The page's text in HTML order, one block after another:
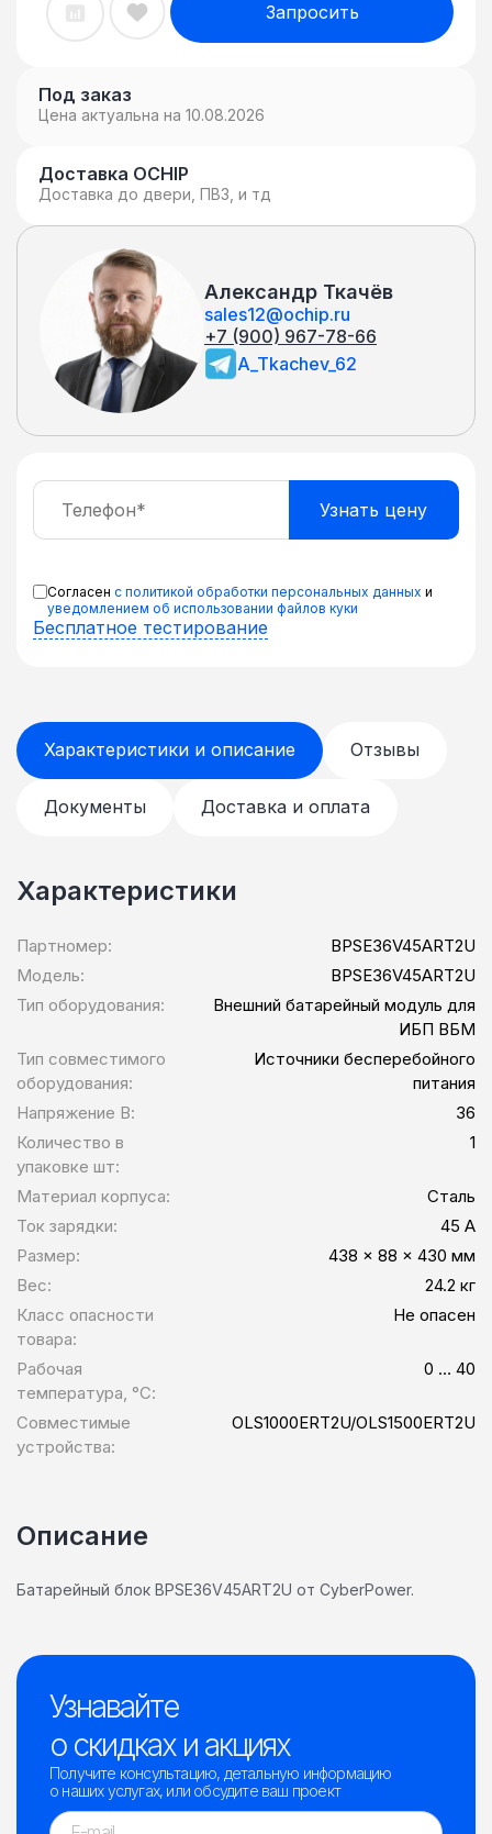
Запросить
Под заказ
Цена актуальна на 10.08.2026
Доставка OCHIP
Доставка до двери, ПВЗ, и тд
Александр Ткачёв
sales12@ochip.ru
+7 (900) 967-78-66
A_Tkachev_62
Согласен с политикой обработки персональных данных и
уведомлением об использовании файлов куки
Бесплатное тестирование
Характеристики и описание Отзывы
Документы Доставка и оплата
Характеристики
Партномер:
BPSE36V45ART2U
Модель:
BPSE36V45ART2U
Тип оборудования:
Внешний батарейный модуль для
ИБП ВБМ
Тип совместимого
оборудования:
Источники бесперебойного
питания
Напряжение В:
36
Количество в
упаковке шт:
1
Материал корпуса:
Сталь
Ток зарядки:
45 A
Размер:
438 x 88 x 430 мм
Вес:
24.2 кг
Класс опасности
товара:
Не опасен
Рабочая
температура, °С:
0 … 40
Совместимые
устройства:
OLS1000ERT2U/OLS1500ERT2U
Описание
Батарейный блок BPSE36V45ART2U от CyberPower.
Узнавайте
о скидках и акциях
Получите консультацию, детальную информацию
о наших услугах, или обсудите ваш проект